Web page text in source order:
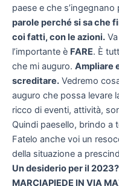
paese e che s’ingegnano
parole perché si sa che
coi fatti, con le azioni.
l’importante è FARE. È
che mi auguro. Ampliare
screditare. Vedremo
auguro che possa levare
ricco di eventi, attività,
Quindi paesello, brindo a
Fatelo anche voi un
della situazione a
Un desiderio per il
MARCIAPIEDE IN VIA